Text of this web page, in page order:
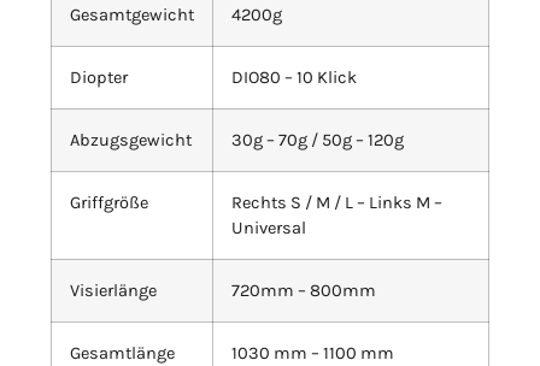
Gesamtgewicht 4200g
Diopter DIO80 – 10 Klick
Abzugsgewicht 30g – 70g / 50g – 120g
Griffgröße
Rechts S / M / L – Links M –
Universal
Visierlänge 720mm – 800mm
Gesamtlänge 1030 mm – 1100 mm